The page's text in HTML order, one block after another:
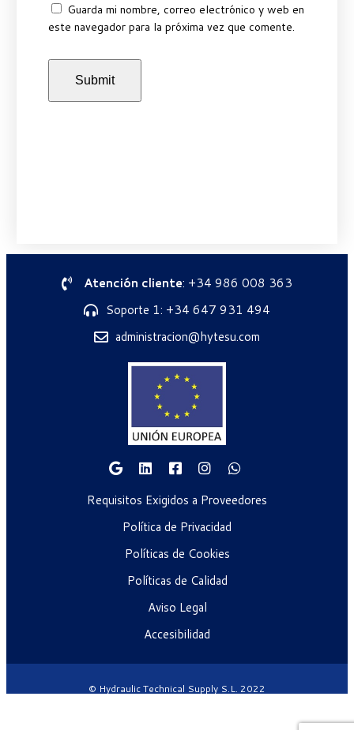
Guarda mi nombre, correo electrónico y web en
este navegador para la próxima vez que comente.
Atención cliente: +34 986 008 363
Soporte 1: +34 647 931 494
administracion@hytesu.com
Requisitos Exigidos a Proveedores
Política de Privacidad
Políticas de Cookies
Políticas de Calidad
Aviso Legal
Accesibilidad
© Hydraulic Technical Supply S.L. 2022